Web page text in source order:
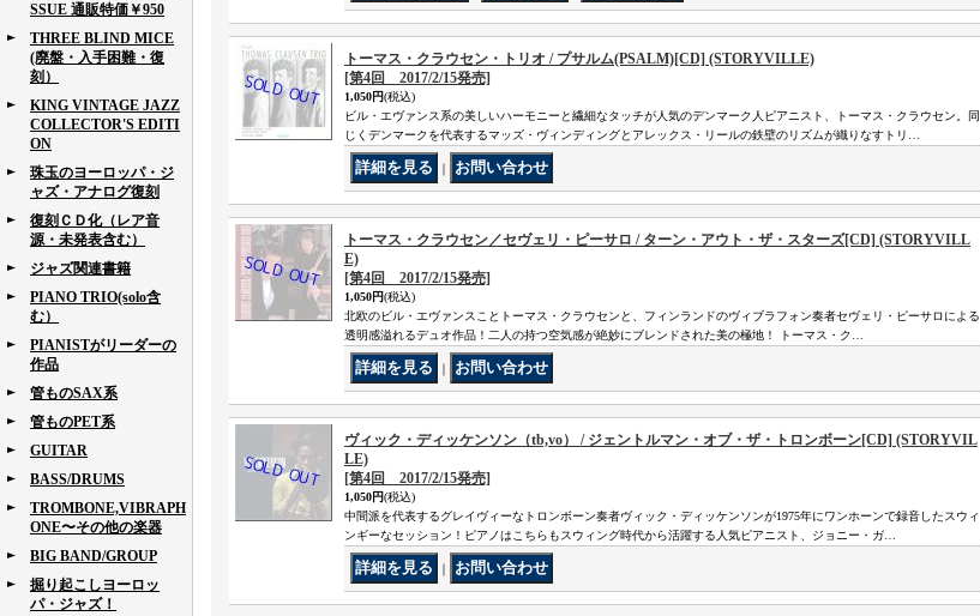
SSUE 通販特価￥950
THREE BLIND MICE
(廃盤・入手困難・復
刻）
KING VINTAGE JAZZ
COLLECTOR'S EDITI
ON
珠玉のヨーロッパ・ジ
ャズ・アナログ復刻
復刻ＣＤ化（レア音
源・未発表含む）
ジャズ関連書籍
PIANO TRIO(solo含
む）
PIANISTがリーダーの
作品
管ものSAX系
管ものPET系
GUITAR
BASS/DRUMS
TROMBONE,VIBRAPH
ONE〜その他の楽器
BIG BAND/GROUP
掘り起こしヨーロッ
パ・ジャズ！
トーマス・クラウセン・トリオ / プサルム(PSALM)[CD] (STORYVILLE)
[第4回 2017/2/15発売]
1,050円(税込)
ビル・エヴァンス系の美しいハーモニーと繊細なタッチが人気のデンマーク人ピアニスト、トーマス・クラウセン。同
じくデンマークを代表するマッズ・ヴィンディングとアレックス・リールの鉄壁のリズムが織りなすトリ…
｜
トーマス・クラウセン／セヴェリ・ピーサロ / ターン・アウト・ザ・スターズ[CD] (STORYVILL
E)
[第4回 2017/2/15発売]
1,050円(税込)
北欧のビル・エヴァンスことトーマス・クラウセンと、フィンランドのヴィブラフォン奏者セヴェリ・ピーサロによる
透明感溢れるデュオ作品！二人の持つ空気感が絶妙にブレンドされた美の極地！ トーマス・ク…
｜
ヴィック・ディッケンソン（tb,vo） / ジェントルマン・オブ・ザ・トロンボーン[CD] (STORYVIL
LE)
[第4回 2017/2/15発売]
1,050円(税込)
中間派を代表するグレイヴィーなトロンボーン奏者ヴィック・ディッケンソンが1975年にワンホーンで録音したスウィ
ンギーなセッション！ピアノはこちらもスウィング時代から活躍する人気ピアニスト、ジョニー・ガ…
｜